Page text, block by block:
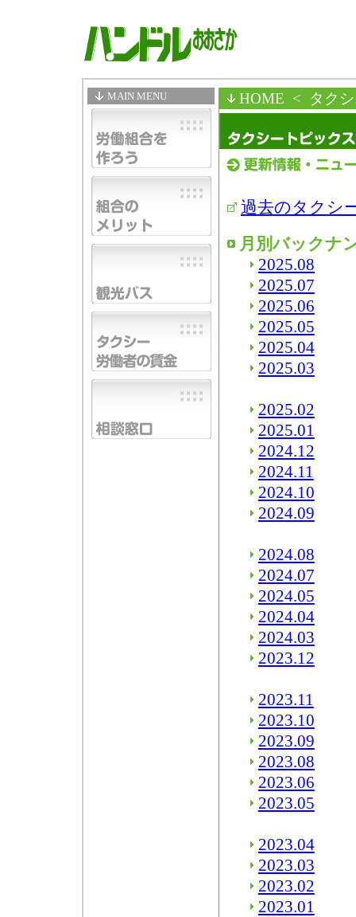
MAIN MENU HOME < タク
過去のタクシ
月別バックナ
2025.08
2025.07
2025.06
2025.05
2025.04
2025.03
2025.02
2025.01
2024.12
2024.11
2024.10
2024.09
2024.08
2024.07
2024.05
2024.04
2024.03
2023.12
2023.11
2023.10
2023.09
2023.08
2023.06
2023.05
2023.04
2023.03
2023.02
2023.01